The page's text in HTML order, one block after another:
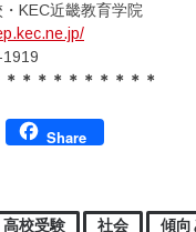
KEC近畿教育学院
＊＊＊＊＊＊＊＊＊
FacebookShare
高校受験 社会 傾向